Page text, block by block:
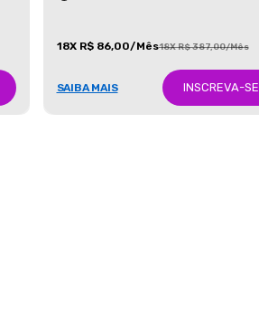
18X R$ 86,00/Mês18X R$ 387,00/Mês
SAIBA MAIS INSCREVA-SE